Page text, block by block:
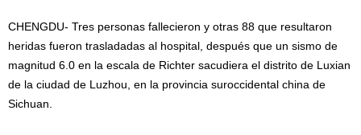
CHENGDU- Tres personas fallecieron y otras 88 que resultaron
heridas fueron trasladadas al hospital, después que un sismo de
magnitud 6.0 en la escala de Richter sacudiera el distrito de Luxian
de la ciudad de Luzhou, en la provincia suroccidental china de
Sichuan.